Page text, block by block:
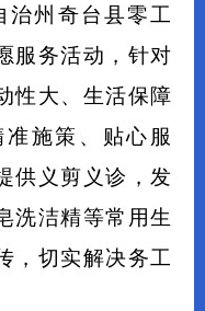
治州奇台县零工
服务活动，针对
性大、生活保障
施策、贴心服
供义剪义诊，发
洗洁精等常用生
，切实解决务工